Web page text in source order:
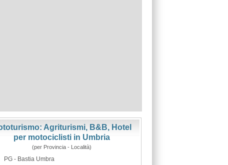
Agriturismi, B&B, Hotel
per motociclisti in Umbria
(per Provincia - Località)
PG - Bastia Umbra